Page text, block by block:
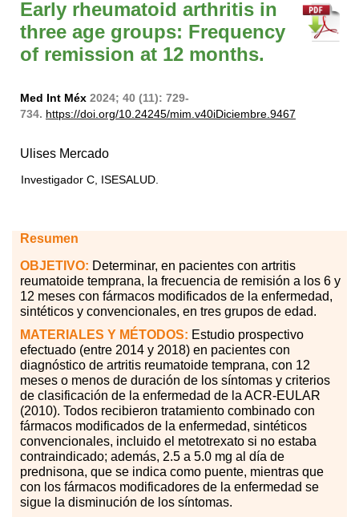
Early rheumatoid arthritis in
three age groups: Frequency
of remission at 12 months.
Med Int Méx 2024; 40 (11): 729-
734. https://doi.org/10.24245/mim.v40iDiciembre.9467
Ulises Mercado
Investigador C, ISESALUD.
Resumen
OBJETIVO: Determinar, en pacientes con artritis
reumatoide temprana, la frecuencia de remisión a los 6 y
12 meses con fármacos modificados de la enfermedad,
sintéticos y convencionales, en tres grupos de edad.
MATERIALES Y MÉTODOS: Estudio prospectivo
efectuado (entre 2014 y 2018) en pacientes con
diagnóstico de artritis reumatoide temprana, con 12
meses o menos de duración de los síntomas y criterios
de clasificación de la enfermedad de la ACR-EULAR
(2010). Todos recibieron tratamiento combinado con
fármacos modificados de la enfermedad, sintéticos
convencionales, incluido el metotrexato si no estaba
contraindicado; además, 2.5 a 5.0 mg al día de
prednisona, que se indica como puente, mientras que
con los fármacos modificadores de la enfermedad se
sigue la disminución de los síntomas.